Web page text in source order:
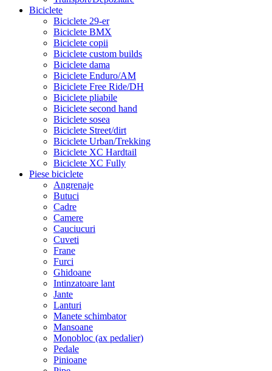
Biciclete
Biciclete 29-er
Biciclete BMX
Biciclete copii
Biciclete custom builds
Biciclete dama
Biciclete Enduro/AM
Biciclete Free Ride/DH
Biciclete pliabile
Biciclete second hand
Biciclete sosea
Biciclete Street/dirt
Biciclete Urban/Trekking
Biciclete XC Hardtail
Biciclete XC Fully
Piese biciclete
Angrenaje
Butuci
Cadre
Camere
Cauciucuri
Cuveti
Frane
Furci
Ghidoane
Intinzatoare lant
Jante
Lanturi
Manete schimbator
Mansoane
Monobloc (ax pedalier)
Pedale
Pinioane